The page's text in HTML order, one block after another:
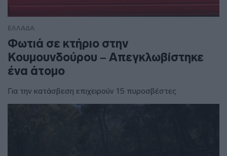
ΕΛΛΑΔΑ
Φωτιά σε κτήριο στην
Κουμουνδούρου – Απεγκλωβίστηκε
ένα άτομο
Για την κατάσβεση επιχειρούν 15 πυροσβέστες